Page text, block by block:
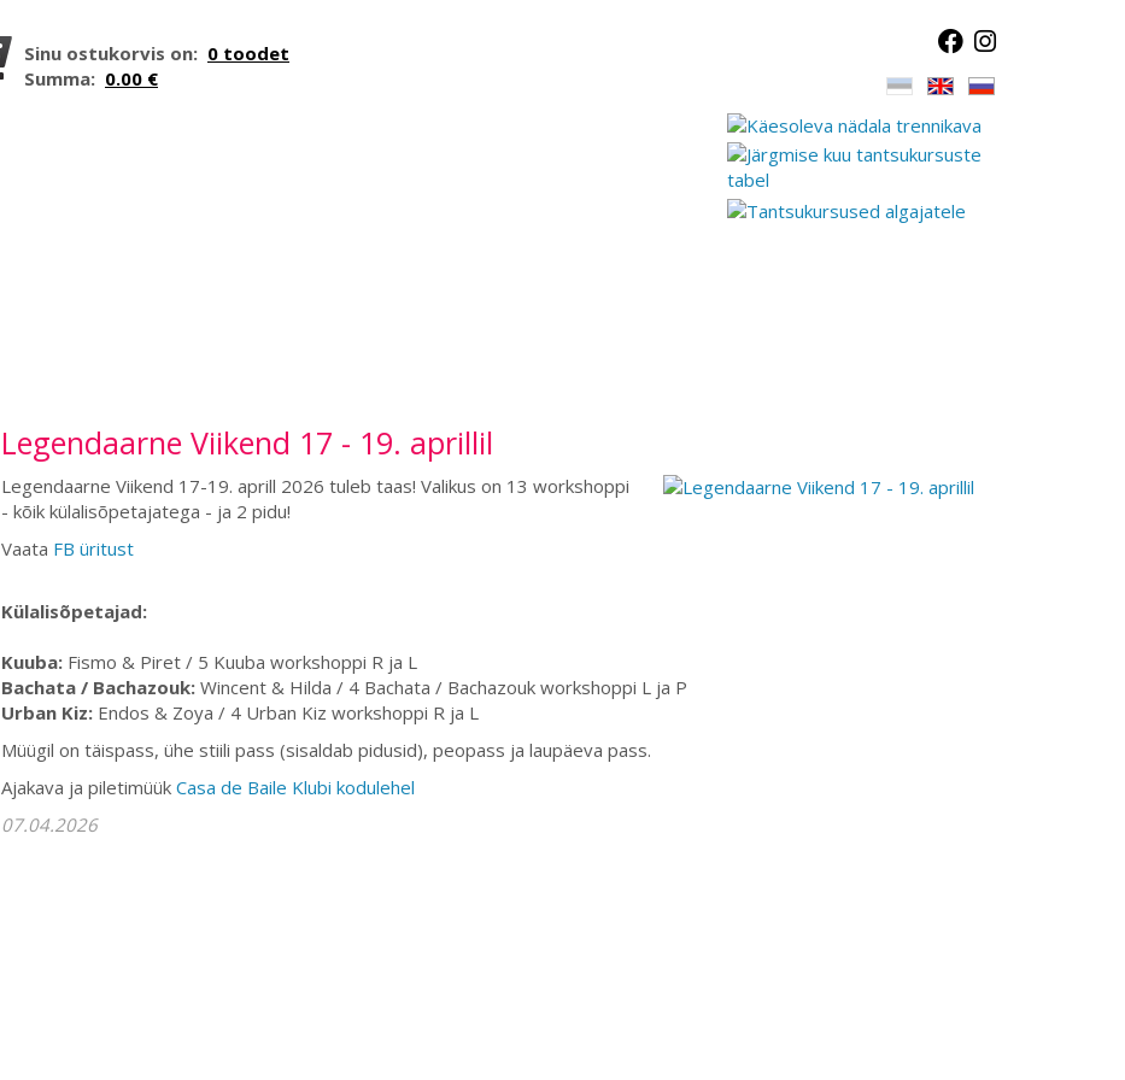
Sinu ostukorvis on: 0 toodet
Summa: 0.00 €
Legendaarne Viikend 17 - 19. aprillil
Legendaarne Viikend 17-19. aprill 2026 tuleb taas! Valikus on 13 workshoppi
- kõik külalisõpetajatega - ja 2 pidu!
Vaata FB üritust
Külalisõpetajad:
Kuuba:Fismo & Piret / 5 Kuuba workshoppi R ja L
Bachata / Bachazouk:Wincent & Hilda / 4 Bachata / Bachazouk workshoppi L ja P
Urban Kiz:Endos & Zoya / 4 Urban Kiz workshoppi R ja L
Müügil on täispass, ühe stiili pass (sisaldab pidusid), peopass ja laupäeva pass.
Ajakava ja piletimüük Casa de Baile Klubi kodulehel
07.04.2026